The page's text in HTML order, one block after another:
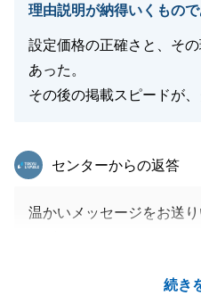
理由説明が納得いくもの
設定価格の正確さと、そ
あった。
その後の掲載スピードが
続き
東急リバブル
センターからの返答
温かいメッセージをお送
とができ、私共としても